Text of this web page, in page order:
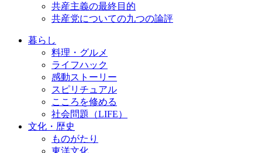
共産主義の最終目的
共産党についての九つの論評
暮らし
料理・グルメ
ライフハック
感動ストーリー
スピリチュアル
こころを修める
社会問題（LIFE）
文化・歴史
ものがたり